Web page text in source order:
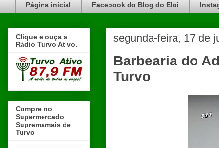
Página inicial Facebook do Blog do Elói
segunda-feira, 17 de
Barbearia do
Turvo
Clique e ouça a
Rádio Turvo Ativo.
Compre no
Supermercado
Supremamais de
Turvo